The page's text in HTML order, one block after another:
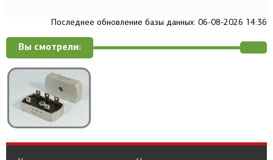
Последнее обновление базы данных: 06-08-2026 14:36
Вы смотрели: